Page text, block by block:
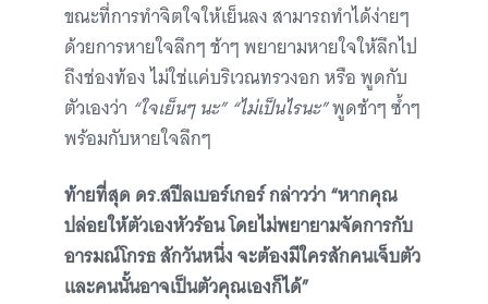
ขณะที่การทำจิตใจให้เย็นลง สามารถทำได้ง่ายๆ
ด้วยการหายใจลึกๆ ช้าๆ พยายามหายใจให้ลึกไป
ถึงช่องท้อง ไม่ใช่แค่บริเวณทรวงอก หรือ พูดกับ
ตัวเองว่า “ใจเย็นๆ นะ” “ไม่เป็นไรนะ”พูดช้าๆ ซ้ำๆ
พร้อมกับหายใจลึกๆ
ท้ายที่สุด ดร.สปีลเบอร์เกอร์ กล่าวว่า “หากคุณ
ปล่อยให้ตัวเองหัวร้อน โดยไม่พยายามจัดการกับ
อารมณ์โกรธ สักวันหนึ่ง จะต้องมีใครสักคนเจ็บตัว
และคนนั้นอาจเป็นตัวคุณเองก็ได้”